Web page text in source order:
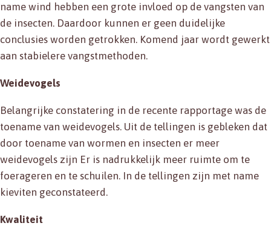
name wind hebben een grote invloed op de vangsten van
de insecten. Daardoor kunnen er geen duidelijke
conclusies worden getrokken. Komend jaar wordt gewerkt
aan stabielere vangstmethoden.
Weidevogels
Belangrijke constatering in de recente rapportage was de
toename van weidevogels. Uit de tellingen is gebleken dat
door toename van wormen en insecten er meer
weidevogels zijn Er is nadrukkelijk meer ruimte om te
foerageren en te schuilen. In de tellingen zijn met name
kieviten geconstateerd.
Kwaliteit